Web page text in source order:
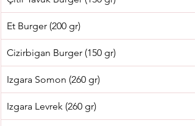
Et Burger (200 gr)
Cizirbigan Burger (150 gr)
Izgara Somon (260 gr)
Izgara Levrek (260 gr)